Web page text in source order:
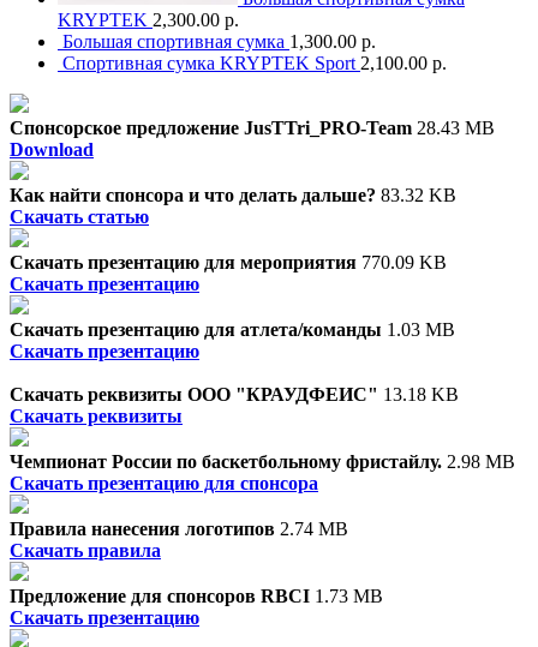
KRYPTEK 2,300.00 р.
Большая спортивная сумка 1,300.00 р.
Спортивная сумка KRYPTEK Sport 2,100.00 р.
Спонсорское предложение JusTTri_PRO-Team 28.43 MB
Download
Как найти спонсора и что делать дальше? 83.32 KB
Скачать статью
Скачать презентацию для мероприятия 770.09 KB
Скачать презентацию
Скачать презентацию для атлета/команды 1.03 MB
Скачать презентацию
Скачать реквизиты ООО "КРАУДФЕИС" 13.18 KB
Скачать реквизиты
Чемпионат России по баскетбольному фристайлу. 2.98 MB
Скачать презентацию для спонсора
Правила нанесения логотипов 2.74 MB
Скачать правила
Предложение для спонсоров RBCI 1.73 MB
Скачать презентацию